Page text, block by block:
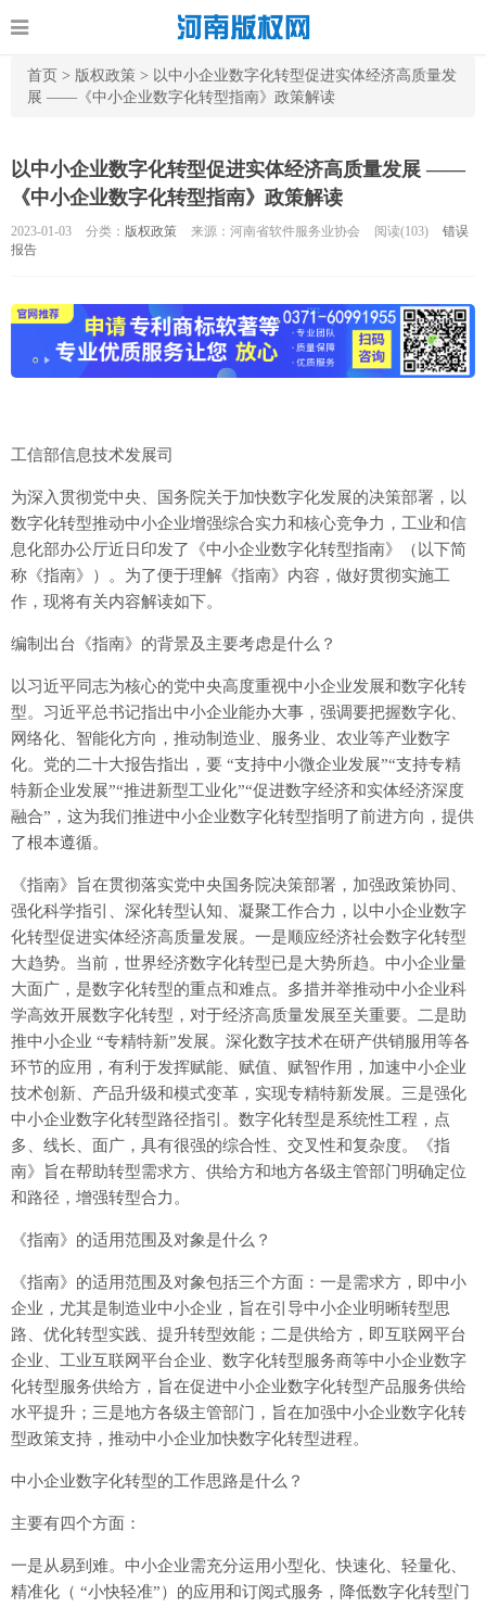
首页 > 版权政策 > 以中小企业数字化转型促进实体经济高质量发
展 ——《中小企业数字化转型指南》政策解读
以中小企业数字化转型促进实体经济高质量发展 ——
《中小企业数字化转型指南》政策解读
2023-01-03 分类： 版权政策 来源：河南省软件服务业协会 阅读(103)
错误
报告
工信部信息技术发展司
为深入贯彻党中央、国务院关于加快数字化发展的决策部署，以
数字化转型推动中小企业增强综合实力和核心竞争力，工业和信
息化部办公厅近日印发了《中小企业数字化转型指南》（以下简
称《指南》）。为了便于理解《指南》内容，做好贯彻实施工
作，现将有关内容解读如下。
编制出台《指南》的背景及主要考虑是什么？
以习近平同志为核心的党中央高度重视中小企业发展和数字化转
型。习近平总书记指出中小企业能办大事，强调要把握数字化、
网络化、智能化方向，推动制造业、服务业、农业等产业数字
化。党的二十大报告指出，要 “支持中小微企业发展”“支持专精
特新企业发展”“推进新型工业化”“促进数字经济和实体经济深度
融合”，这为我们推进中小企业数字化转型指明了前进方向，提供
了根本遵循。
《指南》旨在贯彻落实党中央国务院决策部署，加强政策协同、
强化科学指引、深化转型认知、凝聚工作合力，以中小企业数字
化转型促进实体经济高质量发展。一是顺应经济社会数字化转型
大趋势。当前，世界经济数字化转型已是大势所趋。中小企业量
大面广，是数字化转型的重点和难点。多措并举推动中小企业科
学高效开展数字化转型，对于经济高质量发展至关重要。二是助
推中小企业 “专精特新”发展。深化数字技术在研产供销服用等各
环节的应用，有利于发挥赋能、赋值、赋智作用，加速中小企业
技术创新、产品升级和模式变革，实现专精特新发展。三是强化
中小企业数字化转型路径指引。数字化转型是系统性工程，点
多、线长、面广，具有很强的综合性、交叉性和复杂度。《指
南》旨在帮助转型需求方、供给方和地方各级主管部门明确定位
和路径，增强转型合力。
《指南》的适用范围及对象是什么？
《指南》的适用范围及对象包括三个方面：一是需求方，即中小
企业，尤其是制造业中小企业，旨在引导中小企业明晰转型思
路、优化转型实践、提升转型效能；二是供给方，即互联网平台
企业、工业互联网平台企业、数字化转型服务商等中小企业数字
化转型服务供给方，旨在促进中小企业数字化转型产品服务供给
水平提升；三是地方各级主管部门，旨在加强中小企业数字化转
型政策支持，推动中小企业加快数字化转型进程。
中小企业数字化转型的工作思路是什么？
主要有四个方面：
一是从易到难。中小企业需充分运用小型化、快速化、轻量化、
精准化（ “小快轻准”）的应用和订阅式服务，降低数字化转型门